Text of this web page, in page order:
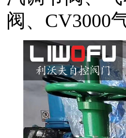
阀、CV3000